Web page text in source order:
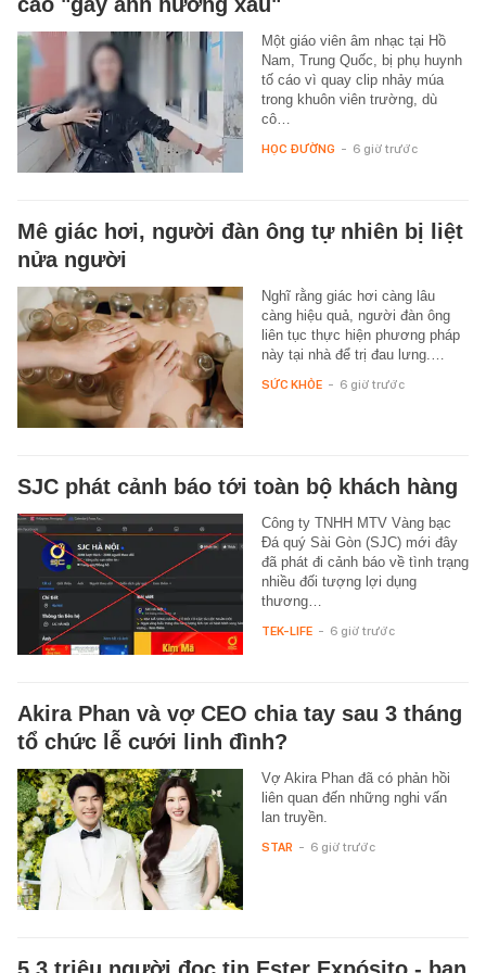
Một giáo viên âm nhạc tại Hồ
Nam, Trung Quốc, bị phụ huynh
tố cáo vì quay clip nhảy múa
trong khuôn viên trường, dù
cô…
HỌC ĐƯỜNG - 6 giờ trước
Mê giác hơi, người đàn ông tự nhiên bị liệt
nửa người
Nghĩ rằng giác hơi càng lâu
càng hiệu quả, người đàn ông
liên tục thực hiện phương pháp
này tại nhà để trị đau lưng.…
SỨC KHỎE - 6 giờ trước
SJC phát cảnh báo tới toàn bộ khách hàng
Công ty TNHH MTV Vàng bạc
Đá quý Sài Gòn (SJC) mới đây
đã phát đi cảnh báo về tình trạng
nhiều đối tượng lợi dụng
thương…
TEK-LIFE - 6 giờ trước
Akira Phan và vợ CEO chia tay sau 3 tháng
tổ chức lễ cưới linh đình?
Vợ Akira Phan đã có phản hồi
liên quan đến những nghi vấn
lan truyền.
STAR - 6 giờ trước